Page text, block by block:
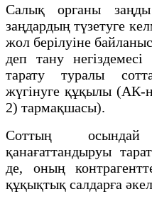
Салық органы
заңдардың түзетуге
жол берiлуiне
деп тану
тарату туралы
жүгінуге құқылы (АК-
2) тармақшасы).
Соттың
қанағаттандыруы
де, оның
құқықтық салдарға